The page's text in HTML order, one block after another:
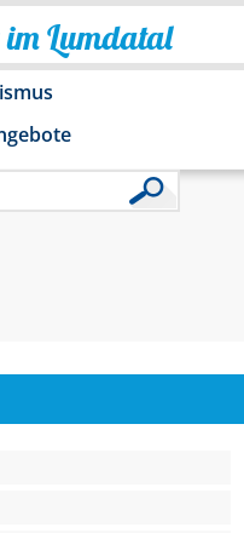
im Lumdatal